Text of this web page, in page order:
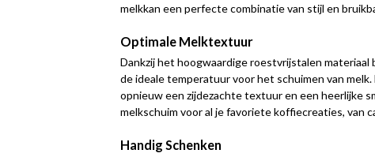
melkkan een perfecte combinatie van stijl en
Optimale Melktextuur
Dankzij het hoogwaardige roestvrijstalen materiaal
de ideale temperatuur voor het schuimen van
opnieuw een zijdezachte textuur en een heerlijke
melkschuim voor al je favoriete koffiecreaties, van
Handig Schenken